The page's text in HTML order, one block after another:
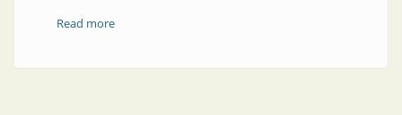
Read moreabout Así es la enorme planta de Lago